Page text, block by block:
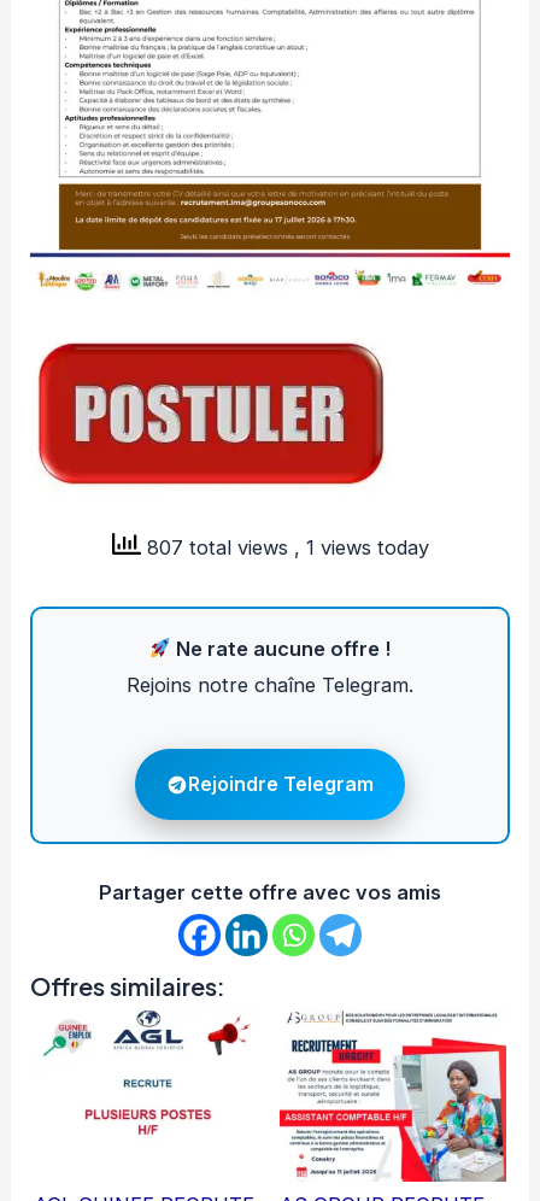
807 total views , 1 views today
Ne rate aucune offre !
Rejoins notre chaîne Telegram.
Rejoindre Telegram
Partager cette offre avec vos amis
Offres similaires: